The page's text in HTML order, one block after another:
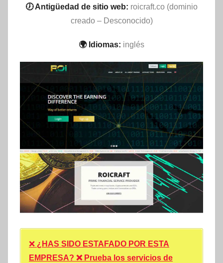
🕖 Antigüedad de sitio web: roicraft.co (dominio
creado – Desconocido)
🌍 Idiomas: inglés
❌ ¿HAS SIDO ESTAFADO POR ESTA
EMPRESA? ❌ Prueba los servicios de